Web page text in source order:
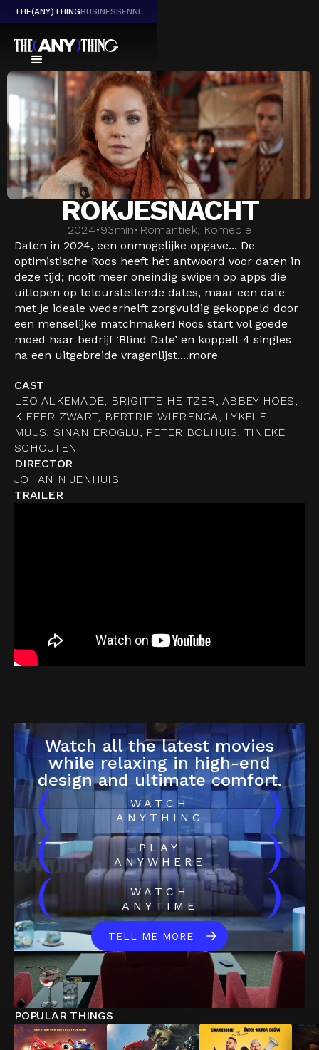
THE(ANY)THINGBUSINESSENNL
ROKJESNACHT
2024•93min• Romantiek, Komedie
Daten in 2024, een onmogelijke opgave... De
optimistische Roos heeft hét antwoord voor daten in
deze tijd; nooit meer oneindig swipen op apps die
uitlopen op teleurstellende dates, maar een date
met je ideale wederhelft zorgvuldig gekoppeld door
een menselijke matchmaker! Roos start vol goede
moed haar bedrijf ‘Blind Date’ en koppelt 4 singles
na een uitgebreide vragenlijst....more
CAST
LEO ALKEMADE, BRIGITTE HEITZER, ABBEY HOES,
KIEFER ZWART, BERTRIE WIERENGA, LYKELE
MUUS, SINAN EROGLU, PETER BOLHUIS, TINEKE
SCHOUTEN
DIRECTOR
JOHAN NIJENHUIS
TRAILER
Watch all the latest movies
while relaxing in high-end
design and ultimate comfort.
(
WATCH
ANYTHING
)
(
PLAY
ANYWHERE
)
(
WATCH
ANYTIME
)
TELL ME MORE
POPULAR THINGS